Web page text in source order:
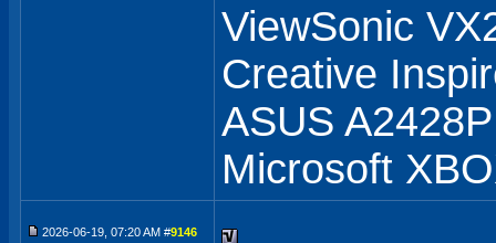
ViewSonic
Creative
ASUS
Microsoft
2026-06-19, 07:20 AM #9146